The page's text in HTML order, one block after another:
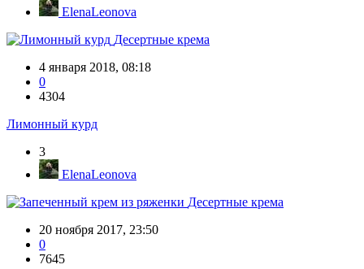
ElenaLeonova
Десертные крема
4 января 2018, 08:18
0
4304
Лимонный курд
3
ElenaLeonova
Десертные крема
20 ноября 2017, 23:50
0
7645